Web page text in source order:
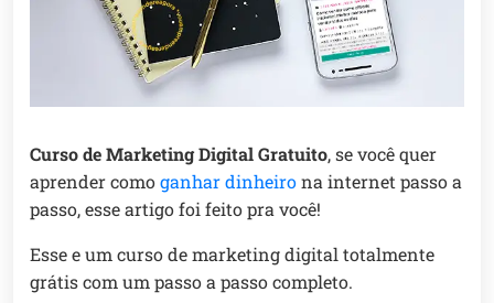
Curso de Marketing Digital Gratuito, se você quer
aprender comoganhar dinheirona internet passo a
passo, esse artigo foi feito pra você!
Esse e um curso de marketing digital totalmente
grátis com um passo a passo completo.